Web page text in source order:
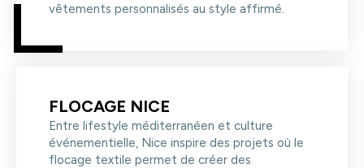
vêtements personnalisés au style affirmé.
FLOCAGE NICE
Entre lifestyle méditerranéen et culture
événementielle, Nice inspire des projets où le
flocage textile permet de créer des